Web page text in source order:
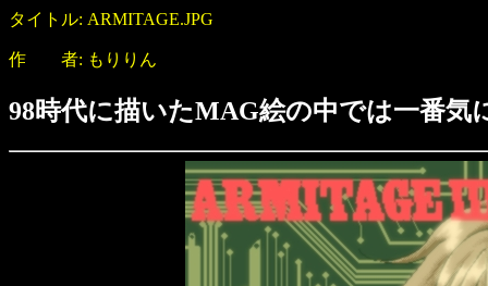
タイトル: ARMITAGE.JPG
作 者: もりりん
98時代に描いたMAG絵の中では一番気